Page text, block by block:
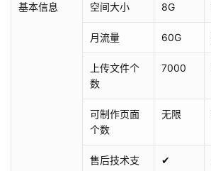
基本信息 空间大小 8G
月流量 60G
上传文件个
数
7000
可制作页面
个数
无限
售后技术支
✔